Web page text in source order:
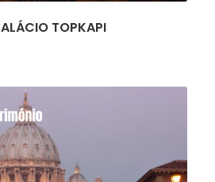
TOPKAPI